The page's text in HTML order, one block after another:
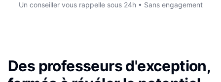
Un conseiller vous rappelle sous 24h • Sans engagement
Des professeurs d'exception,